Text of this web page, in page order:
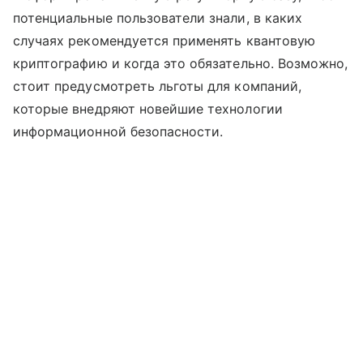
потенциальные пользователи знали, в каких
случаях рекомендуется применять квантовую
криптографию и когда это обязательно. Возможно,
стоит предусмотреть льготы для компаний,
которые внедряют новейшие технологии
информационной безопасности.